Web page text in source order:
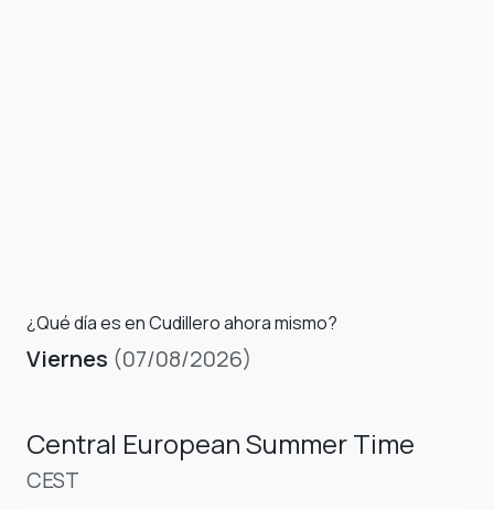
¿Qué día es en Cudillero ahora mismo?
Viernes (07/08/2026)
Central European Summer Time
CEST